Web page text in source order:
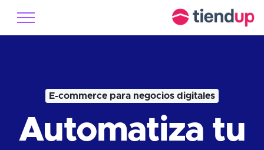
E-commerce para negocios digitales
Automatiza tu